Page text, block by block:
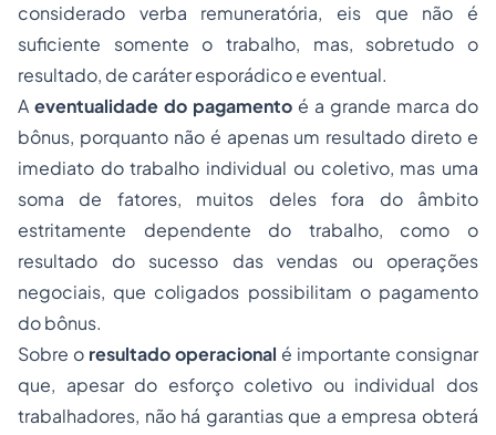
considerado verba remuneratória, eis que não é
suficiente somente o trabalho, mas, sobretudo o
resultado, de caráter esporádico e eventual.
A eventualidade do pagamento é a grande marca do
bônus, porquanto não é apenas um resultado direto e
imediato do trabalho individual ou coletivo, mas uma
soma de fatores, muitos deles fora do âmbito
estritamente dependente do trabalho, como o
resultado do sucesso das vendas ou operações
negociais, que coligados possibilitam o pagamento
do bônus.
Sobre o resultado operacional é importante consignar
que, apesar do esforço coletivo ou individual dos
trabalhadores, não há garantias que a empresa obterá